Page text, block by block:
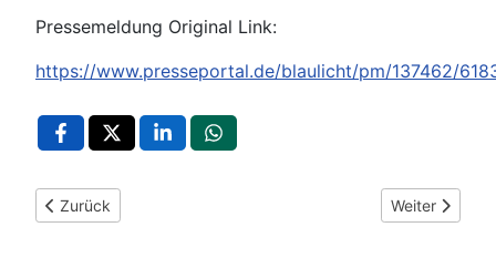
Pressemeldung Original Link:
https://www.presseportal.de/blaulicht/pm/137462/
Vorheriger Beitrag: POL-KA: (KA) Karlsruhe - Betrug in
Zurück Nächster
Weiter